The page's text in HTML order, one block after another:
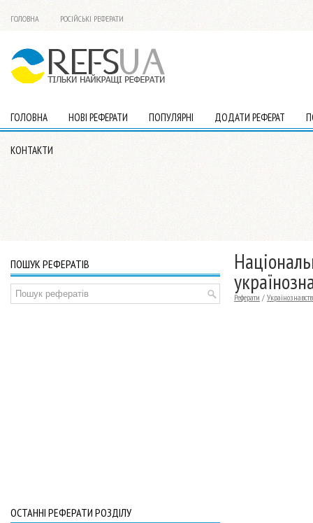
ГОЛОВНА РОСІЙСЬКІ РЕФЕРАТИ
ГОЛОВНА НОВІ РЕФЕРАТИ ПОПУЛЯРНІ ДОДАТИ РЕФЕРАТ
КОНТАКТИ
Реферати /
ПОШУК РЕФЕРАТІВ
ОСТАННІ РЕФЕРАТИ РОЗДІЛУ